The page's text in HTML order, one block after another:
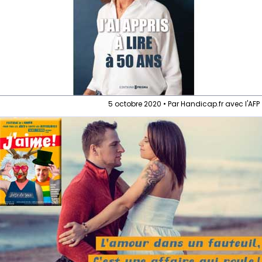
5 octobre 2020 • Par Handicap.fr avec l'AFP